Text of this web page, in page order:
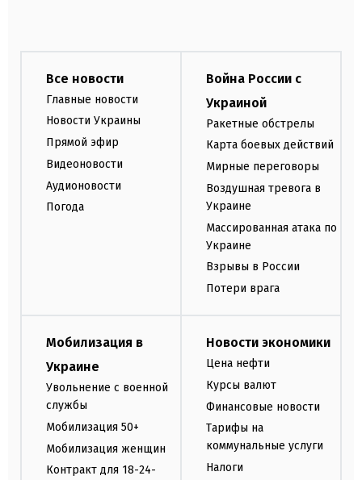
Все новости
Главные новости
Новости Украины
Прямой эфир
Видеоновости
Аудионовости
Погода
Война России с
Украиной
Ракетные обстрелы
Карта боевых действий
Мирные переговоры
Воздушная тревога в
Украине
Массированная атака по
Украине
Взрывы в России
Потери врага
Мобилизация в
Украине
Увольнение с военной
службы
Мобилизация 50+
Мобилизация женщин
Контракт для 18-24-
Новости экономики
Цена нефти
Курсы валют
Финансовые новости
Тарифы на
коммунальные услуги
Налоги